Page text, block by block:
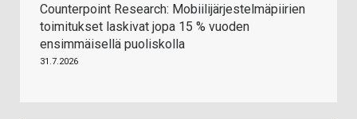
Counterpoint Research: Mobiilijärjestelmäpiirien
toimitukset laskivat jopa 15 % vuoden
ensimmäisellä puoliskolla
31.7.2026